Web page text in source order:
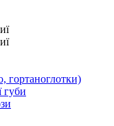
гортаноглотки)
губи